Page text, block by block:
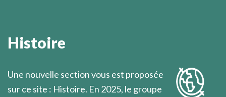
l’avenir, toute position de repli, couper derrière soi
Marcel Légaut
Histoire
Une nouvelle section vous est proposée
sur ce site : Histoire. En 2025, le groupe